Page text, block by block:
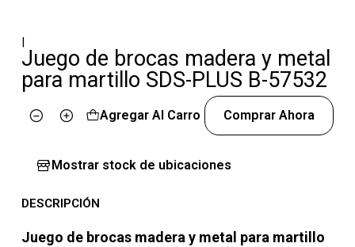
|
Juego de brocas madera y metal
para martillo SDS-PLUS B-57532
Cantidad
Agregar Al Carro Comprar Ahora
Mostrar stock de ubicaciones
DESCRIPCIÓN
Juego de brocas madera y metal para martillo